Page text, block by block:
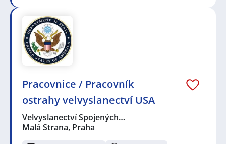
Pracovnice / Pracovník
ostrahy velvyslanectví USA
Velvyslanectví Spojených…
Malá Strana, Praha